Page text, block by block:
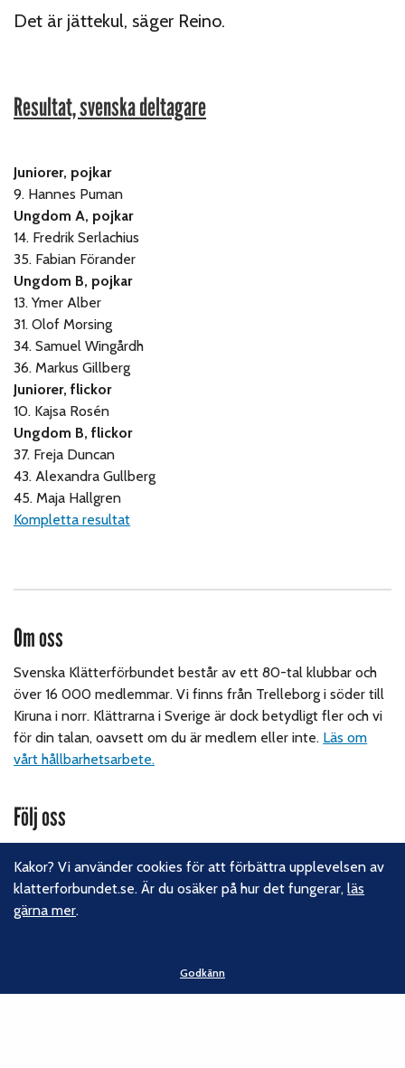
Det är jättekul, säger Reino.
Resultat, svenska deltagare
Juniorer, pojkar
9. Hannes Puman
Ungdom A, pojkar
14. Fredrik Serlachius
35. Fabian Förander
Ungdom B, pojkar
13. Ymer Alber
31. Olof Morsing
34. Samuel Wingårdh
36. Markus Gillberg
Juniorer, flickor
10. Kajsa Rosén
Ungdom B, flickor
37. Freja Duncan
43. Alexandra Gullberg
45. Maja Hallgren
Kompletta resultat
Om oss
Svenska Klätterförbundet består av ett 80-tal klubbar och
över 16 000 medlemmar. Vi finns från Trelleborg i söder till
Kiruna i norr. Klättrarna i Sverige är dock betydligt fler och vi
för din talan, oavsett om du är medlem eller inte. Läs om
vårt hållbarhetsarbete.
Följ oss
Instagram
Linkedin
Nyhetsbrev
Kakor? Vi använder cookies för att förbättra upplevelsen av
klatterforbundet.se. Är du osäker på hur det fungerar,läs
gärna mer.
Godkänn